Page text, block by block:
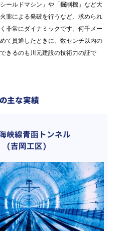
ールドマシン」や「掘削機」など大
薬による発破を行うなど、求められ
非常にダイナミックです。何千メー
て貫通したときに、数センチ以内の
きるのも川元建設の技術力の証で
主な実績
峡線青函トンネル
(吉岡工区)